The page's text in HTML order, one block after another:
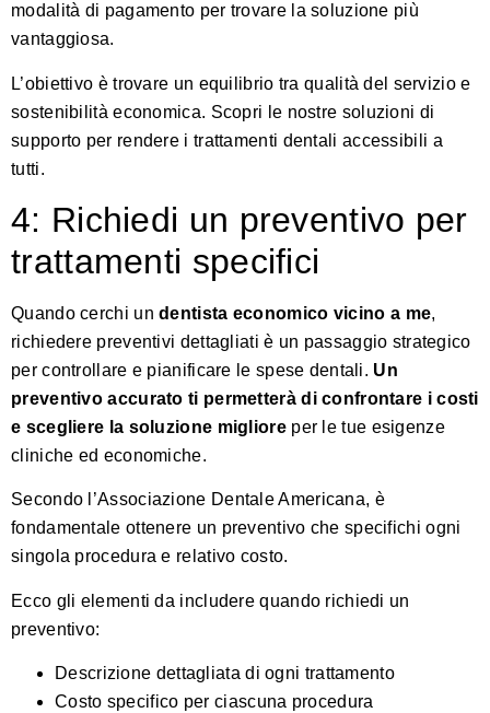
modalità di pagamento per trovare la soluzione più
vantaggiosa.
L’obiettivo è trovare un equilibrio tra qualità del servizio e
sostenibilità economica. Scopri le nostre soluzioni di
supporto per rendere i trattamenti dentali accessibili a
tutti.
4: Richiedi un preventivo per
trattamenti specifici
Quando cerchi undentista economico vicino a me,
richiedere preventivi dettagliati è un passaggio strategico
per controllare e pianificare le spese dentali. Un
preventivo accurato ti permetterà di confrontare i costi
e scegliere la soluzione miglioreper le tue esigenze
cliniche ed economiche.
Secondo l’Associazione Dentale Americana, è
fondamentale ottenere un preventivo che specifichi ogni
singola procedura e relativo costo.
Ecco gli elementi da includere quando richiedi un
preventivo:
Descrizione dettagliata di ogni trattamento
Costo specifico per ciascuna procedura